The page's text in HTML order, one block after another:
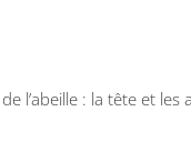
l’abeille : la tête et les